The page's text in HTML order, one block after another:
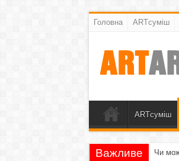
Головна ARTсуміш
ARTсуміш
Важливе Чи